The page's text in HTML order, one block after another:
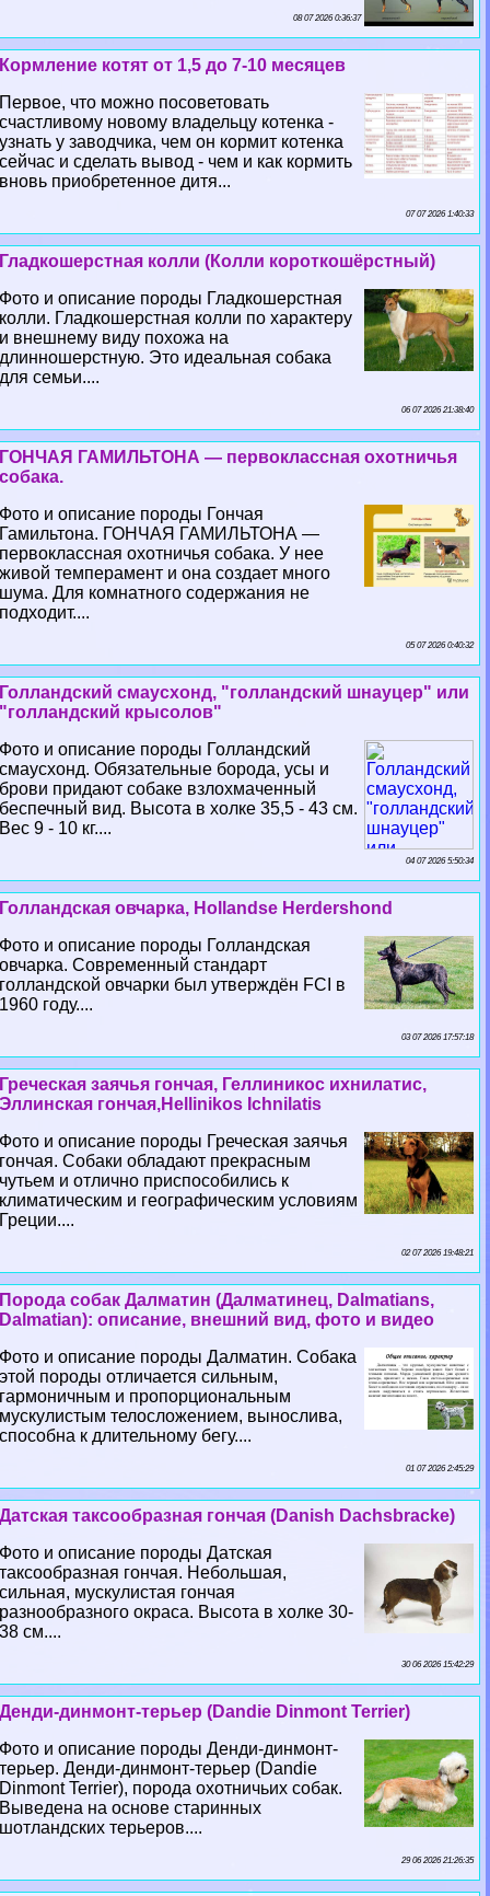
08 07 2026 0:36:37
Кормление котят от 1,5 до 7-10 месяцев
Первое, что можно посоветовать
счастливому новому владельцу котенка -
узнать у заводчика, чем он кормит котенка
сейчас и сделать вывод - чем и как кормить
вновь приобретенное дитя...
07 07 2026 1:40:33
Гладкошерстная колли (Колли короткошёрстный)
Фото и описание породы Гладкошерстная
колли. Гладкошерстная колли по хаpaктеру
и внешнему виду похожа на
длинношерстную. Это идеальная собака
для семьи....
06 07 2026 21:38:40
ГОНЧАЯ ГАМИЛЬТОНА — первоклассная охотничья
собака.
Фото и описание породы Гончая
Гамильтона. ГОНЧАЯ ГАМИЛЬТОНА —
первоклассная охотничья собака. У нее
живой темперамент и она создает много
шума. Для комнатного содержания не
подходит....
05 07 2026 0:40:32
Голландский смаусхонд, "голландский шнауцер" или
"голландский крысолов"
Фото и описание породы Голландский
смаусхонд. Обязательные борода, усы и
брови придают собаке взлохмаченный
беспечный вид. Высота в холке 35,5 - 43 см.
Вес 9 - 10 кг....
04 07 2026 5:50:34
Голландская овчарка, Hollandse Herdershond
Фото и описание породы Голландская
овчарка. Современный стандарт
голландской овчарки был утверждён FCI в
1960 году....
03 07 2026 17:57:18
Греческая заячья гончая, Геллиникос ихнилатис,
Эллинская гончая,Hellinikos Ichnilatis
Фото и описание породы Греческая заячья
гончая. Собаки обладают прекрасным
чутьем и отлично приспособились к
климатическим и географическим условиям
Греции....
02 07 2026 19:48:21
Порода собак Далматин (Далматинец, Dalmatians,
Dalmatian): описание, внешний вид, фото и видео
Фото и описание породы Далматин. Собака
этой породы отличается сильным,
гармоничным и пропорциональным
мускулистым телосложением, вынослива,
способна к длительному бегу....
01 07 2026 2:45:29
Датская таксообразная гончая (Danish Dachsbracke)
Фото и описание породы Датская
таксообразная гончая. Небольшая,
сильная, мускулистая гончая
разнообразного окраса. Высота в холке 30-
38 см....
30 06 2026 15:42:29
Денди-динмонт-терьер (Dandie Dinmont Terrier)
Фото и описание породы Денди-динмонт-
терьер. Денди-динмонт-терьер (Dandie
Dinmont Terrier), порода охотничьих собак.
Выведена на основе старинных
шотландских терьеров....
29 06 2026 21:26:35